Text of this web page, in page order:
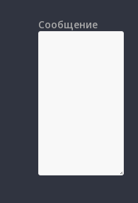
Сообщение